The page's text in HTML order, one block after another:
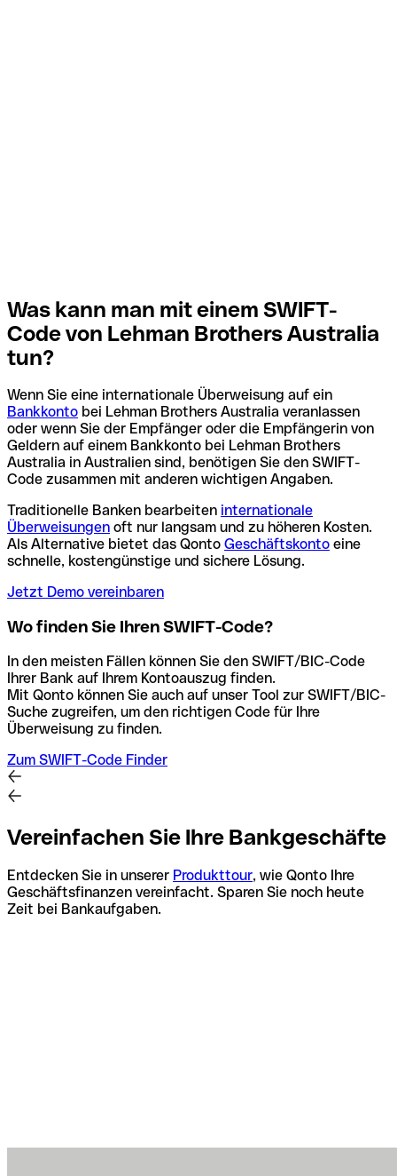
Was kann man mit einem SWIFT-
Code von Lehman Brothers Australia
tun?
Wenn Sie eine internationale Überweisung auf ein
Bankkonto bei Lehman Brothers Australia veranlassen
oder wenn Sie der Empfänger oder die Empfängerin von
Geldern auf einem Bankkonto bei Lehman Brothers
Australia in Australien sind, benötigen Sie den SWIFT-
Code zusammen mit anderen wichtigen Angaben.
Traditionelle Banken bearbeiten internationale
Überweisungen oft nur langsam und zu höheren Kosten.
Als Alternative bietet das Qonto Geschäftskonto eine
schnelle, kostengünstige und sichere Lösung.
Jetzt Demo vereinbaren
Wo finden Sie Ihren SWIFT-Code?
In den meisten Fällen können Sie den SWIFT/BIC-Code
Ihrer Bank auf Ihrem Kontoauszug finden.
Mit Qonto können Sie auch auf unser Tool zur SWIFT/BIC-
Suche zugreifen, um den richtigen Code für Ihre
Überweisung zu finden.
Zum SWIFT-Code Finder
Vereinfachen Sie Ihre Bankgeschäfte
Entdecken Sie in unserer Produkttour, wie Qonto Ihre
Geschäftsfinanzen vereinfacht. Sparen Sie noch heute
Zeit bei Bankaufgaben.